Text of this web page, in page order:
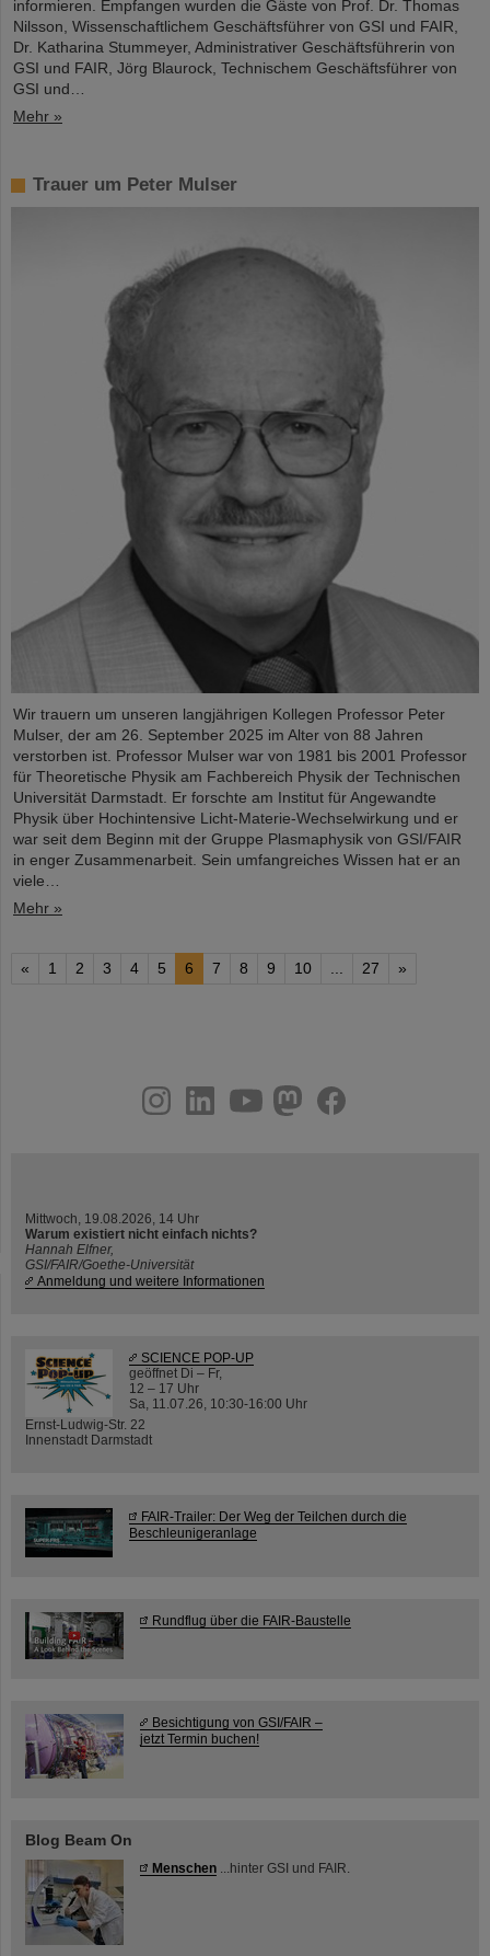
informieren. Empfangen wurden die Gäste von Prof. Dr. Thomas
Nilsson, Wissenschaftlichem Geschäftsführer von GSI und FAIR,
Dr. Katharina Stummeyer, Administrativer Geschäftsführerin von
GSI und FAIR, Jörg Blaurock, Technischem Geschäftsführer von
GSI und…
Mehr »
Trauer um Peter Mulser
Wir trauern um unseren langjährigen Kollegen Professor Peter
Mulser, der am 26. September 2025 im Alter von 88 Jahren
verstorben ist. Professor Mulser war von 1981 bis 2001 Professor
für Theoretische Physik am Fachbereich Physik der Technischen
Universität Darmstadt. Er forschte am Institut für Angewandte
Physik über Hochintensive Licht-Materie-Wechselwirkung und er
war seit dem Beginn mit der Gruppe Plasmaphysik von GSI/FAIR
in enger Zusammenarbeit. Sein umfangreiches Wissen hat er an
viele…
Mehr »
« 1 2 3 4 5 6 7 8 9 10 27 »
youtube
helmholtz.social
facebook
Mittwoch, 19.08.2026, 14 Uhr
Warum existiert nicht einfach nichts?
Hannah Elfner,
GSI/FAIR/Goethe-Universität
Anmeldung und weitere Informationen
SCIENCE POP-UP
geöffnet Di – Fr,
12 – 17 Uhr
Sa, 11.07.26, 10:30-16:00 Uhr
Ernst-Ludwig-Str. 22
Innenstadt Darmstadt
FAIR-Trailer: Der Weg der Teilchen durch die
Beschleunigeranlage
Rundflug über die FAIR-Baustelle
Besichtigung von GSI/FAIR –
jetzt Termin buchen!
Blog Beam On
Menschen ...hinter GSI und FAIR.